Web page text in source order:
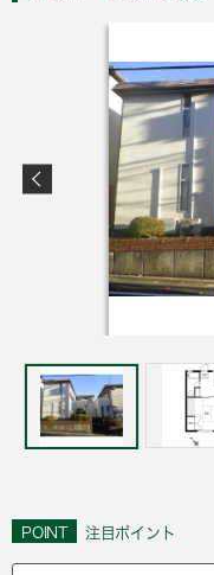
POINT 注目ポイント